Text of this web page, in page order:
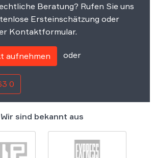
Beratung? Rufen Sie uns
Ersteinschätzung oder
Kontaktformular.
aufnehmen oder
0
Wir sind bekannt aus